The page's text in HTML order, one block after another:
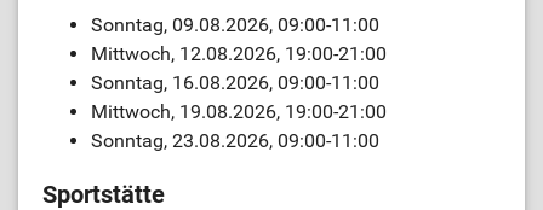
Sonntag, 09.08.2026, 09:00-11:00
Mittwoch, 12.08.2026, 19:00-21:00
Sonntag, 16.08.2026, 09:00-11:00
Mittwoch, 19.08.2026, 19:00-21:00
Sonntag, 23.08.2026, 09:00-11:00
Sportstätte